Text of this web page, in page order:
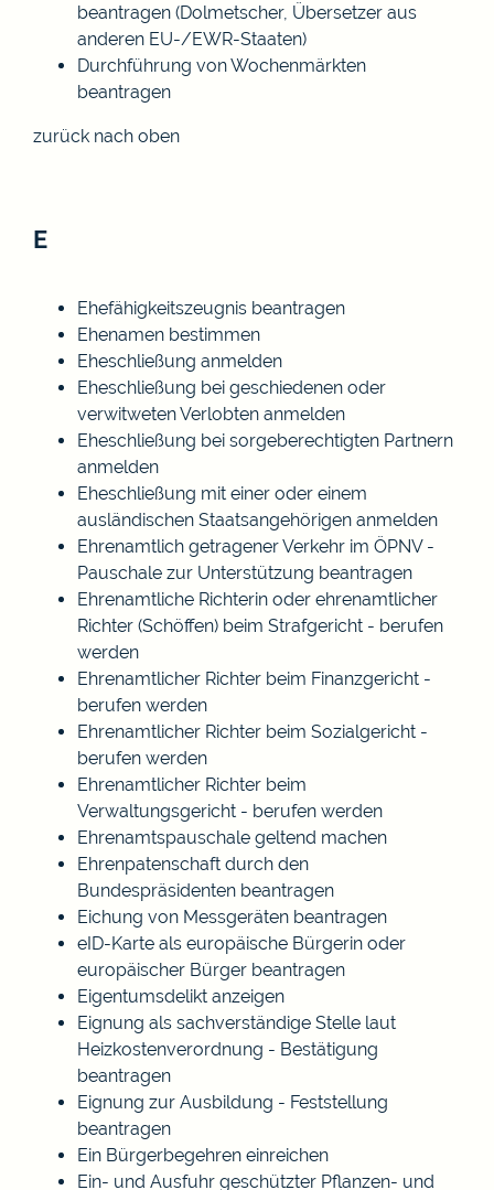
beantragen (Dolmetscher, Übersetzer aus
anderen EU-/EWR-Staaten)
Durchführung von Wochenmärkten
beantragen
zurück nach oben
E
Ehefähigkeitszeugnis beantragen
Ehenamen bestimmen
Eheschließung anmelden
Eheschließung bei geschiedenen oder
verwitweten Verlobten anmelden
Eheschließung bei sorgeberechtigten Partnern
anmelden
Eheschließung mit einer oder einem
ausländischen Staatsangehörigen anmelden
Ehrenamtlich getragener Verkehr im ÖPNV -
Pauschale zur Unterstützung beantragen
Ehrenamtliche Richterin oder ehrenamtlicher
Richter (Schöffen) beim Strafgericht - berufen
werden
Ehrenamtlicher Richter beim Finanzgericht -
berufen werden
Ehrenamtlicher Richter beim Sozialgericht -
berufen werden
Ehrenamtlicher Richter beim
Verwaltungsgericht - berufen werden
Ehrenamtspauschale geltend machen
Ehrenpatenschaft durch den
Bundespräsidenten beantragen
Eichung von Messgeräten beantragen
eID-Karte als europäische Bürgerin oder
europäischer Bürger beantragen
Eigentumsdelikt anzeigen
Eignung als sachverständige Stelle laut
Heizkostenverordnung - Bestätigung
beantragen
Eignung zur Ausbildung - Feststellung
beantragen
Ein Bürgerbegehren einreichen
Ein- und Ausfuhr geschützter Pflanzen- und